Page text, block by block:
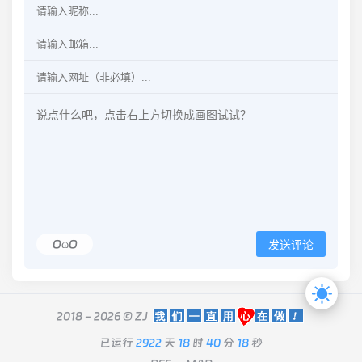
OωO 发送评论
2018 - 2026 ©ZJ
已运行 2922 天 18 时 40 分 18秒